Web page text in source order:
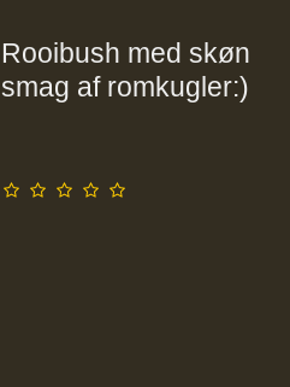
Rooibush med skøn
smag af romkugler:)